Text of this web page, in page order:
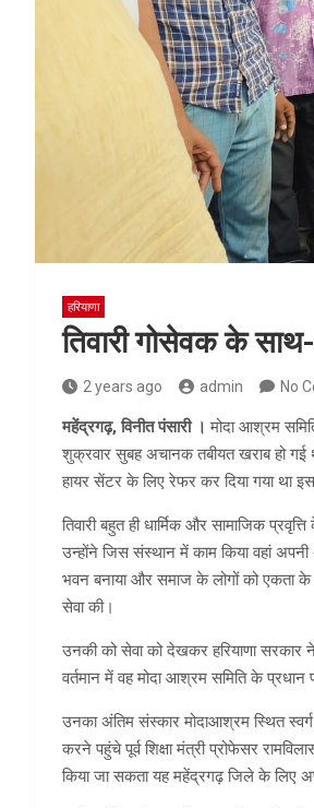
हरियाणा
तिवारी गोसेवक के
2 years ago admin No
महेंद्रगढ़, विनीत पंसारी । मोदा आश्रम
शुक्रवार सुबह अचानक तबीयत खराब हो गई
हायर सेंटर के लिए रेफर कर दिया गया था
तिवारी बहुत ही धार्मिक और सामाजिक
उन्होंने जिस संस्थान में काम किया वहां
भवन बनाया और समाज के लोगों को एकता के
सेवा की।
उनकी को सेवा को देखकर हरियाणा सरकार
वर्तमान में वह मोदा आश्रम समिति के
उनका अंतिम संस्कार मोदाआश्रम स्थित
करने पहुंचे पूर्व शिक्षा मंत्री प्रोफेसर
किया जा सकता यह महेंद्रगढ़ जिले के लिए